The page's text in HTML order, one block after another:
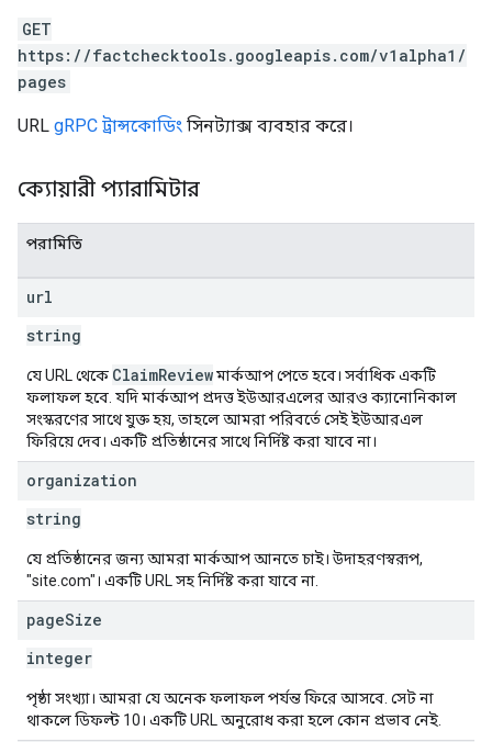
GET
https://factchecktools.googleapis.com/v1alpha1/
pages
URL gRPC ট্রান্সকোডিং সিনট্যাক্স ব্যবহার করে।
ক্যোয়ারী প্যারামিটার
পরামিতি
url
string
যে URL থেকে ClaimReviewমার্কআপ পেতে হবে। সর্বাধিক একটি
ফলাফল হবে. যদি মার্কআপ প্রদত্ত ইউআরএলের আরও ক্যানোনিকাল
সংস্করণের সাথে যুক্ত হয়, তাহলে আমরা পরিবর্তে সেই ইউআরএল
ফিরিয়ে দেব। একটি প্রতিষ্ঠানের সাথে নির্দিষ্ট করা যাবে না।
organization
string
যে প্রতিষ্ঠানের জন্য আমরা মার্কআপ আনতে চাই। উদাহরণস্বরূপ,
"site.com"। একটি URL সহ নির্দিষ্ট করা যাবে না.
pageSize
integer
পৃষ্ঠা সংখ্যা। আমরা যে অনেক ফলাফল পর্যন্ত ফিরে আসবে. সেট না
থাকলে ডিফল্ট 10। একটি URL অনুরোধ করা হলে কোন প্রভাব নেই.